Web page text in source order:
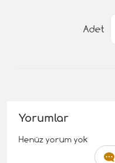
Adet
Yorumlar
Henüz yorum yok